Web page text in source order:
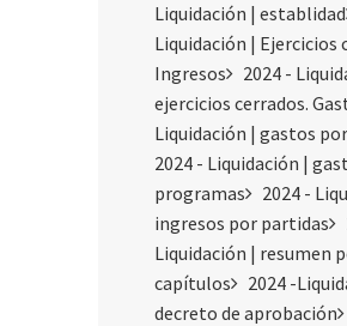
Liquidación | establidad
Liquidación | Ejercicios
Ingresos
2024 -
ejercicios cerrados.
Liquidación | gastos
2024 - Liquidación |
programas
2024 -
ingresos por partidas
Liquidación | resumen
capítulos
2024 -
decreto de aprobación